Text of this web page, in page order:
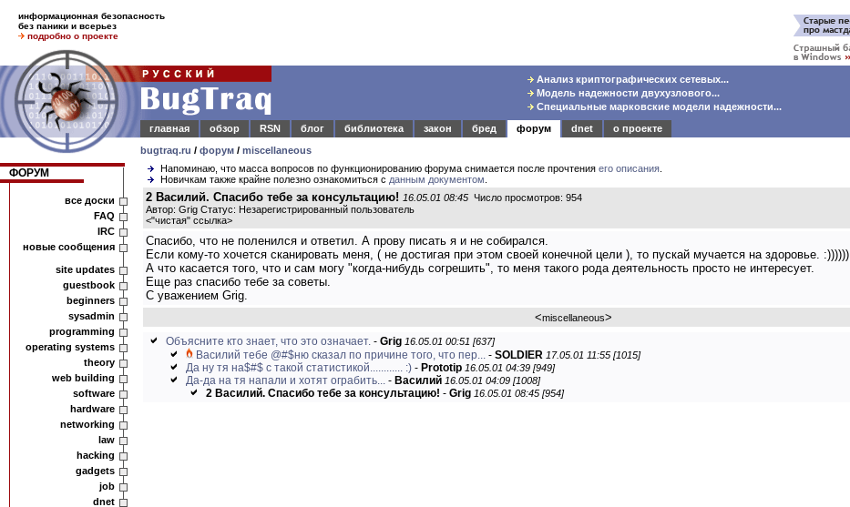
информационная безопасность
без паники и всерьез
подробно о проекте
Анализ криптографических сетевых...
Модель надежности двухузлового...
Специальные марковские модели надежности...
главная
обзор RSN блог библиотека закон бред форум dnet
о проекте
bugtraq.ru / форум / miscellaneous
ФОРУМ
все доски
FAQ
IRC
новые сообщения
site updates
guestbook
beginners
sysadmin
programming
operating systems
theory
web building
software
hardware
networking
law
hacking
gadgets
job
dnet
Напоминаю, что масса вопросов по функционированию форума снимается после прочтения его описания
Новичкам также крайне полезно ознакомиться с данным документом
2 Василий. Спасибо тебе за консультацию! 16.05.01 08:45 Число просмотров: 954
Автор: Grig Статус: Незарегистрированный пользователь
<"чистая" ссылка>
Спасибо, что не поленился и ответил. А прову писать я и не собирался.
Если кому-то хочется сканировать меня, ( не достигая при этом своей конечной цели ), то пускай мучается на здоровье. :))))))
А что касается того, что и сам могу "когда-нибудь согрешить", то меня такого рода деятельность просто не интересует.
Еще раз спасибо тебе за советы.
С уважением Grig.
<miscellaneous>
Объясните кто знает, что это означает. - Grig 16.05.01 00:51 [637]
Василий тебе @#$ню сказал по причине того, что пер... - SOLDIER 17.05.01 11:55 [1015]
Да ну тя на$#$ с такой статистикой............ :) - Prototip 16.05.01 04:39 [949]
Да-да на тя напали и хотят ограбить... - Василий 16.05.01 04:09 [1008]
2 Василий. Спасибо тебе за консультацию! - Grig 16.05.01 08:45 [954]